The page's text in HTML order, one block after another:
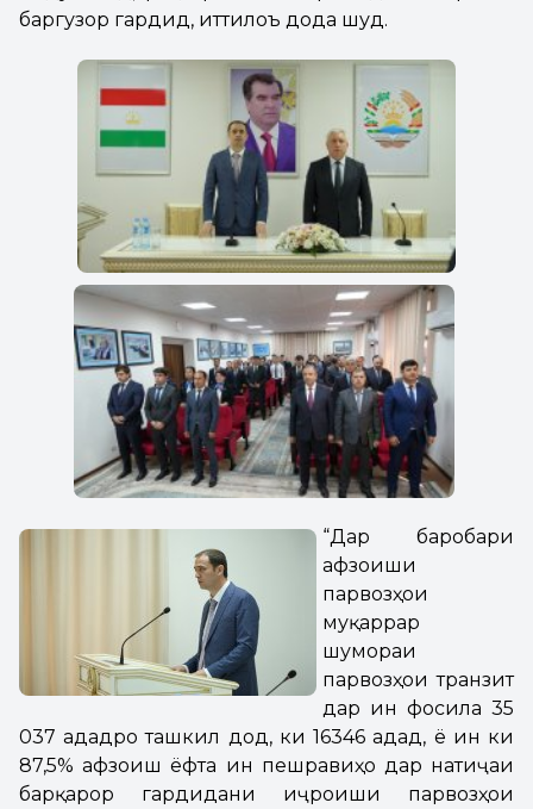
баргузор гардид, иттилоъ дода шуд.
“Дар баробари
афзоиши
парвозҳои
муқаррарӣ
шумораи
парвозҳои транзитӣ
дар ин фосила 35
037 ададро ташкил дод, ки 16346 адад, ё ин ки
87,5% афзоиш ёфта ин пешравиҳо дар натиҷаи
барқарор гардидани иҷроиши парвозҳои